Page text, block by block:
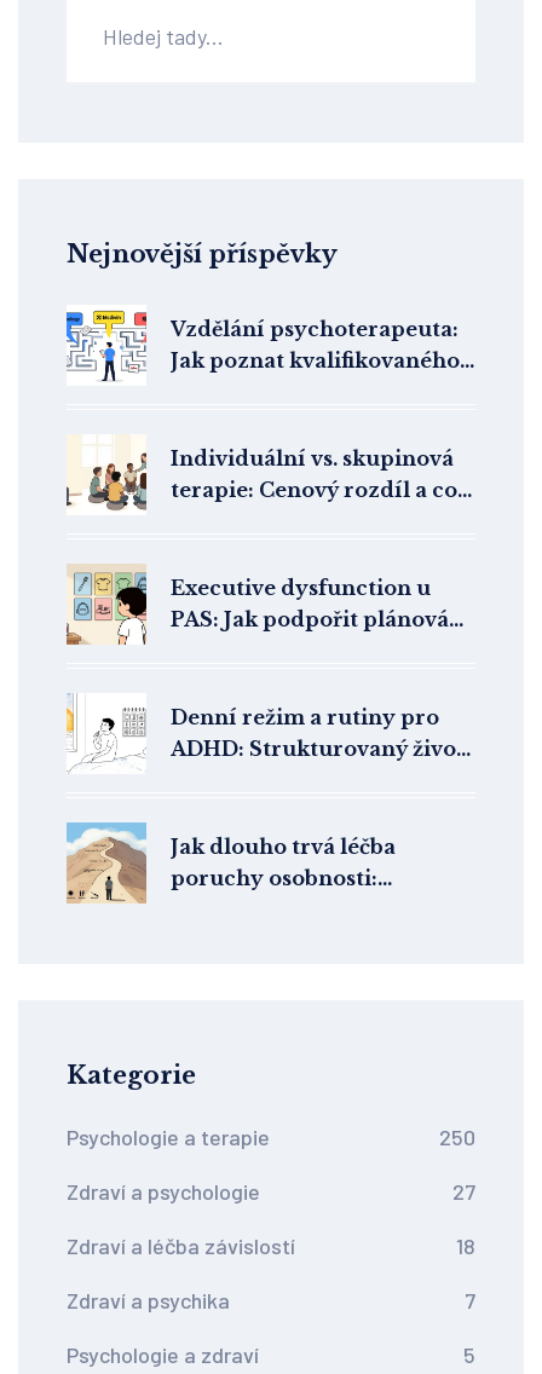
Nejnovější příspěvky
Vzdělání psychoterapeuta:
Jak poznat kvalifikovaného
Individuální vs. skupinová
terapie: Cenový rozdíl a co
Executive dysfunction u
PAS: Jak podpořit plánování
Denní režim a rutiny pro
ADHD: Strukturovaný život
Jak dlouho trvá léčba
poruchy osobnosti:
Kategorie
Psychologie a terapie 250
Zdraví a psychologie 27
Zdraví a léčba závislostí 18
Zdraví a psychika 7
Psychologie a zdraví 5